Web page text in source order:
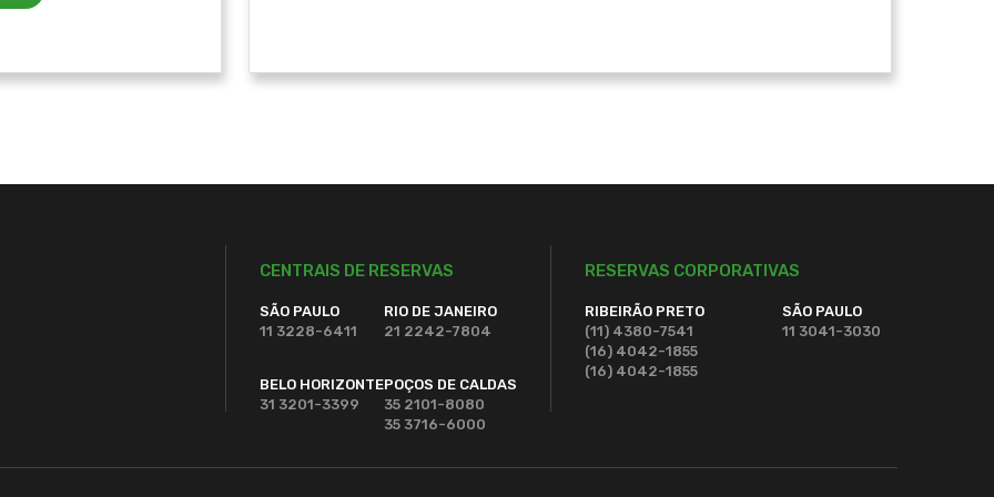
CENTRAIS DE RESERVAS
SÃO PAULO
11 3228-6411
BELO HORIZONTE
31 3201-3399
RIO DE JANEIRO
21 2242-7804
POÇOS DE CALDAS
35 2101-8080
35 3716-6000
RESERVAS CORPORATIVAS
RIBEIRÃO PRETO
(11) 4380-7541
(16) 4042-1855
(16) 4042-1855
SÃO PAULO
11 3041-3030